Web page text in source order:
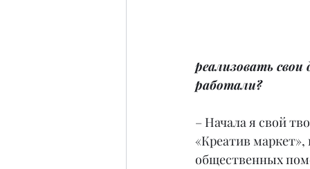
реализовать
работали?
– Начала я свой
«Креатив
общественных